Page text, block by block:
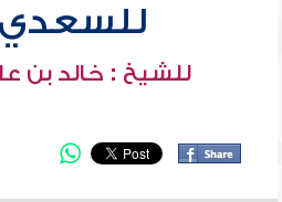
للسعدي
للشيخ : خالد بن